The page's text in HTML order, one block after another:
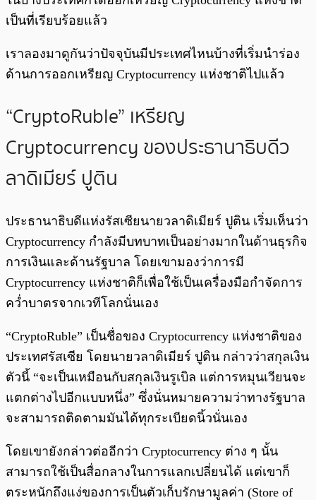
เป็นที่เรียบร้อยแล้ว
เราลองมาดูกันว่าปัจจุบันมีประเทศไหนบ้างที่เริ่มนำร่อง
ด้านการออกเหรียญ Cryptocurrency แห่งชาติไปแล้ว
“CryptoRuble” เหรียญ
Cryptocurrency ของประธานาธิบดีว
ลาดิเมียร์ ปูติน
ประธานาธิบดีแห่งรัสเซียนายวลาดิเมียร์ ปูติน เริ่มเห็นว่า
Cryptocurrency กำลังมีบทบาทเป็นอย่างมากในด้านธุรกิจ
การเงินและด้านรัฐบาล โดยเขามองว่าการมี
Cryptocurrency แห่งชาติก็เพื่อใช้เป็นเครื่องมือกำจัดการ
คว่ำบาตรจากเวทีโลกนั่นเอง
“CryptoRuble” เป็นชื่อของ Cryptocurrency แห่งชาติของ
ประเทศรัสเซีย โดยนายวลาดิเมียร์ ปูติน กล่าวว่าสกุลเงิน
ตัวนี้ “จะเป็นเหมือนกับสกุลเงินรูเบิล แต่การหมุนเวียนจะ
แตกต่างไปอีกแบบหนึ่ง” ซึ่งนั่นหมายความว่าทางรัฐบาล
จะสามารถติดตามมันได้ทุกระเบียดนิ้วนั่นเอง
โดยเขายังกล่าวต่ออีกว่า Cryptocurrency ต่าง ๆ นั้น
สามารถใช้เป็นสื่อกลางในการแลกเปลี่ยนได้ แต่เขาก็
ตระหนักถึงแง่ของการเป็นตัวเก็บรักษามูลค่า (Store of